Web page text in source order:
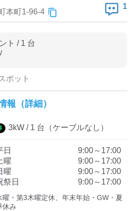
示
示
ジ e-Mobility Power
表示
日産ディーラーを表示
を表
本町1-96-4
1
ト / 1 台
ポット
報（詳細）
3kW / 1 台 （ケーブルなし）
日
9:00～17:00
曜
9:00～17:00
曜
9:00～17:00
祭日
9:00～17:00
曜・第3木曜定休、年末年始・GW・夏
休み